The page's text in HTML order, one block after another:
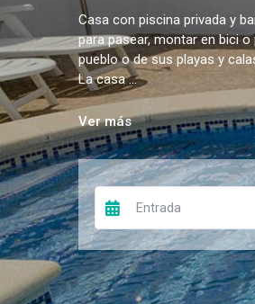
Casa con piscina privada y
para pasear, montar en bici
pueblo o de sus playas y
La casa ...
Ver más